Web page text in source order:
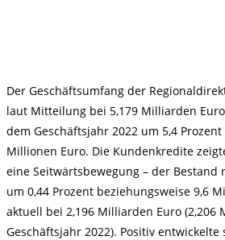
Der Geschäftsumfang der
laut Mitteilung bei 5,179 Milliarden
dem Geschäftsjahr 2022 um 5,4
Millionen Euro. Die Kundenkredite
eine Seitwärtsbewegung – der
um 0,44 Prozent beziehungsweise 9,6
aktuell bei 2,196 Milliarden Euro (2,206
Geschäftsjahr 2022). Positiv entwickelte